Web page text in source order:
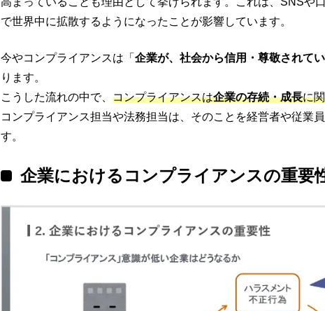
で世界中に拡散するようになったことが影響しています。
今やコンプライアンスは「 企業が、社会から信用・尊敬されて
ります。
こうした流れの中で、 コンプライアンスは企業の存続・成長に
コンプライアンス担当や法務担当は、そのことを経営者や従業
す。
企業におけるコンプライアンスの重要